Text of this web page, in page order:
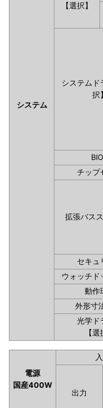
システム
【選択】
システムド
択】
チップ
拡張バス
セキュ
ウォッチド
動作
外形寸
光学ド
【選
電源
国産400W
出力